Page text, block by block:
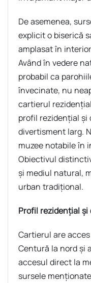
De asemenea,
explicit o biserică
amplasat în
Având în vedere
probabil ca
învecinate, nu
cartierul
profil rezidenţial şi
divertisment larg.
muzee notabile în
Obiectivul
şi mediul natural,
urban tradiţional.
Profil rezidenţial
Cartierul are
Centură la nord şi
accesul direct la
sursele